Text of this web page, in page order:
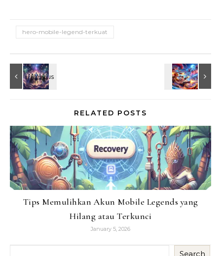
hero-mobile-legend-terkuat
RELATED POSTS
Tips Memulihkan Akun Mobile Legends yang
Hilang atau Terkunci
January 5, 2026
Search